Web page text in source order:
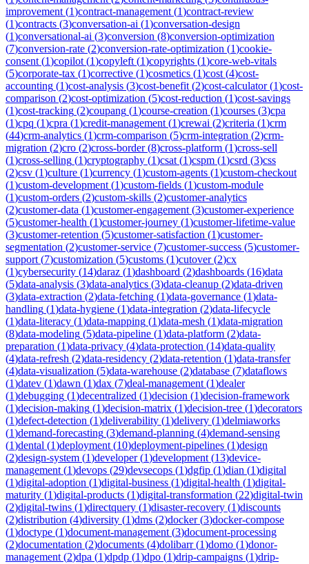
improvement (1)contract-management (1)contract-review
(1)contracts (3)conversation-ai (1)conversation-design
(1)conversational-ai (3)conversion (8)conversion-optimization
(7)conversion-rate (2)conversion-rate-optimization (1)cookie-
consent (1)copilot (1)copyleft (1)copyrights (1)core-web-vitals
(5)corporate-tax (1)corrective (1)cosmetics (1)cost (4)cost-
accounting (1)cost-analysis (3)cost-benefit (2)cost-calculator(1)cost-
comparison (2)cost-optimization (5)cost-reduction (1)cost-savings
(1)cost-tracking (2)coupang (1)course-creation (1)courses (3)cpa
(1)cpq (1)cpra (1)credit-management (1)crewai (2)criteria (1)crm
(44)crm-analytics (1)crm-comparison (5)crm-integration (2)crm-
migration (2)cro (2)cross-border(8)cross-platform (1)cross-sell
(1)cross-selling (1)cryptography (1)csat (1)cspm (1)csrd (3)css
(2)csv (1)culture (1)currency (1)custom-agents (1)custom-checkout
(1)custom-development (1)custom-fields (1)custom-module
(1)custom-orders (2)custom-skills (2)customer-analytics
(2)customer-data (1)customer-engagement (3)customer-experience
(5)customer-health (1)customer-journey (1)customer-lifetime-value
(3)customer-retention (5)customer-satisfaction (1)customer-
segmentation (2)customer-service (7)customer-success (5)customer-
support (7)customization (5)customs (1)cutover(2)cx
(1)cybersecurity (14)daraz (1)dashboard (2)dashboards (16)data
(5)data-analysis (3)data-analytics (3)data-cleanup (2)data-driven
(3)data-extraction (2)data-fetching (1)data-governance (1)data-
handling (1)data-hygiene (1)data-integration (2)data-lifecycle
(1)data-literacy (1)data-mapping (1)data-mesh (1)data-migration
(8)data-modeling (5)data-pipeline (1)data-platform (2)data-
preparation (1)data-privacy (4)data-protection (14)data-quality
(4)data-refresh (2)data-residency (2)data-retention (1)data-transfer
(4)data-visualization (5)data-warehouse (2)database (7)dataflows
(1)datev (1)dawn (1)dax (7)deal-management (1)dealer
(1)debugging (1)decentralized (1)decision (1)decision-framework
(1)decision-making (1)decision-matrix (1)decision-tree (1)decorators
(1)defect-detection (1)deliverability (1)delivery (1)delmiaworks
(1)demand-forecasting (3)demand-planning (4)demand-sensing
(1)dental (1)deployment (10)deployment-pipelines (1)design
(2)design-system (1)developer(1)development (13)device-
management (1)devops (29)devsecops (1)dgfip (1)dian (1)digital
(1)digital-adoption (1)digital-business (1)digital-health (1)digital-
maturity (1)digital-products (1)digital-transformation (22)digital-twin
(2)digital-twins (1)directquery (1)disaster-recovery (1)discounts
(2)distribution (4)diversity (1)dms (2)docker(3)docker-compose
(1)doctype (1)document-management (3)document-processing
(2)documentation (2)documents (4)dolibarr(1)domo (1)donor-
management (2)dpa (1)dpdp (1)dpo (1)drip-campaigns (1)drip-